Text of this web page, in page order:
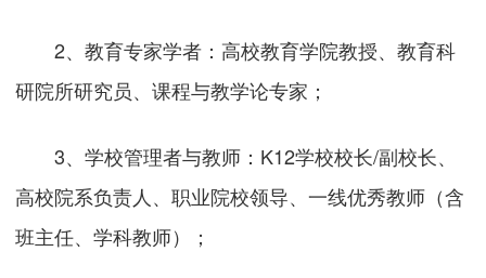
2、教育专家学者：高校教育学院教授、教育科
研院所研究员、课程与教学论专家；
3、学校管理者与教师：K12学校校长/副校长、
高校院系负责人、职业院校领导、一线优秀教师（含
班主任、学科教师）；